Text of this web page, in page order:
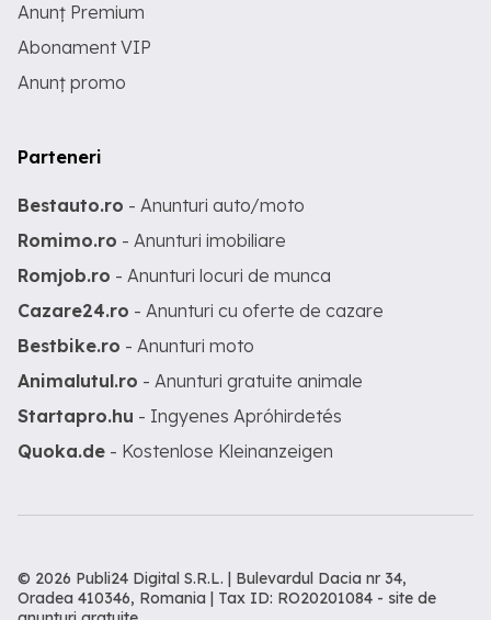
Anunț Premium
Abonament VIP
Anunț promo
Parteneri
Bestauto.ro - Anunturi auto/moto
Romimo.ro - Anunturi imobiliare
Romjob.ro - Anunturi locuri de munca
Cazare24.ro - Anunturi cu oferte de cazare
Bestbike.ro - Anunturi moto
Animalutul.ro - Anunturi gratuite animale
Startapro.hu - Ingyenes Apróhirdetés
Quoka.de - Kostenlose Kleinanzeigen
© 2026 Publi24 Digital S.R.L. | Bulevardul Dacia nr 34,
Oradea 410346, Romania | Tax ID: RO20201084 - site de